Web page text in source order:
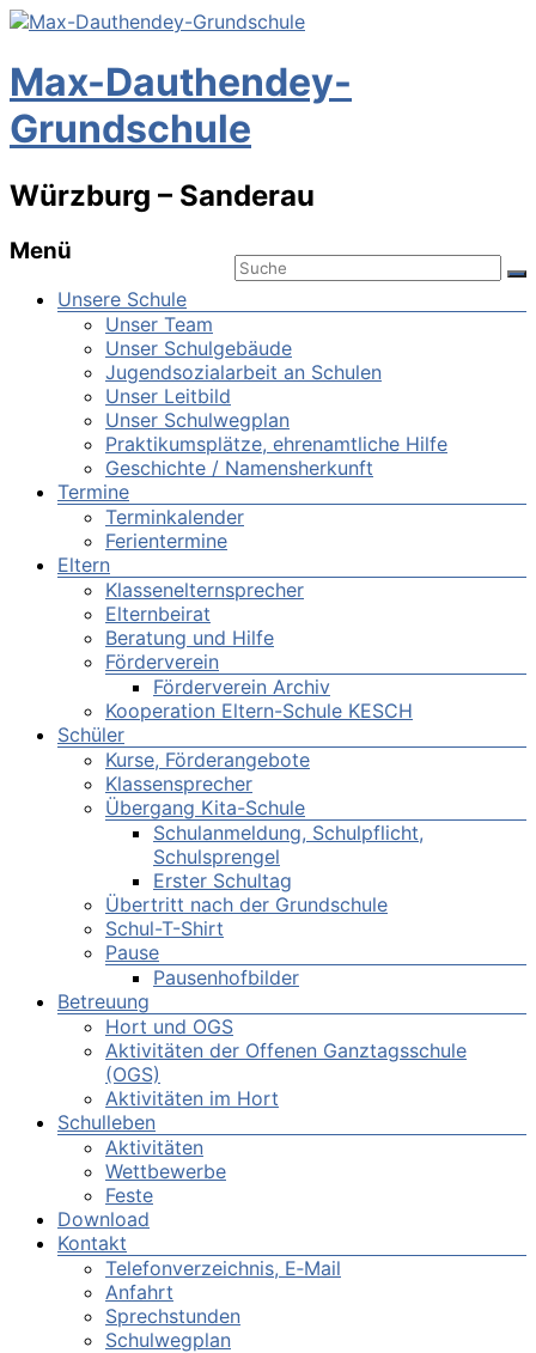
Max-Dauthendey-
Grundschule
Würzburg – Sanderau
Menü
Unsere Schule
Unser Team
Unser Schulgebäude
Jugendsozialarbeit an Schulen
Unser Leitbild
Unser Schulwegplan
Praktikumsplätze, ehrenamtliche Hilfe
Geschichte / Namensherkunft
Termine
Terminkalender
Ferientermine
Eltern
Klassenelternsprecher
Elternbeirat
Beratung und Hilfe
Förderverein
Förderverein Archiv
Kooperation Eltern-Schule KESCH
Schüler
Kurse, Förderangebote
Klassensprecher
Übergang Kita-Schule
Schulanmeldung, Schulpflicht,
Schulsprengel
Erster Schultag
Übertritt nach der Grundschule
Schul-T-Shirt
Pause
Pausenhofbilder
Betreuung
Hort und OGS
Aktivitäten der Offenen Ganztagsschule
(OGS)
Aktivitäten im Hort
Schulleben
Aktivitäten
Wettbewerbe
Feste
Download
Kontakt
Telefonverzeichnis, E‑Mail
Anfahrt
Sprechstunden
Schulwegplan